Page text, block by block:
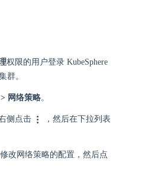
权限的用户登录 KubeSphere
群。
网络策略。
侧点击
，然后在下拉列表
改网络策略的配置，然后点